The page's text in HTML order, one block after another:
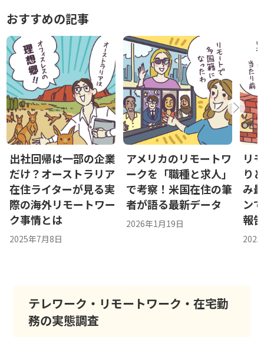
おすすめの記事
出社回帰は一部の企業
だけ？オーストラリア
在住ライターが見る実
際の海外リモートワー
ク事情とは
2025年7月8日
アメリカのリモートワ
ークを「職種と求人」
で考察！米国在住の筆
者が語る最新データ
2026年1月19日
リ
り
み
ン
報
テレワーク・リモートワーク・在宅勤
務の実態調査